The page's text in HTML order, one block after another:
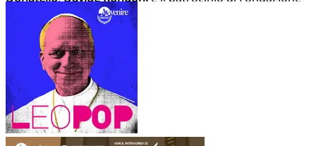
Cariplo. Entra nello spazio tra il santo che crediamo di
conoscere e l’uomo che la storia ci restituisce. Attraverso
fonti, biografie, tradizioni popolari e immagini diventate
inevitabili — dal lupo di Gubbio a Damietta, da Chiara a
Greccio — il podcast prova a liberare Francesco dallo
zucchero che spesso lo rende innocuo.Non per
smontare la leggenda, ma per capirla. E ritrovare un
Francesco più umano, concreto, inquieto. Forse, proprio
per questo, ancora più sorprendente.